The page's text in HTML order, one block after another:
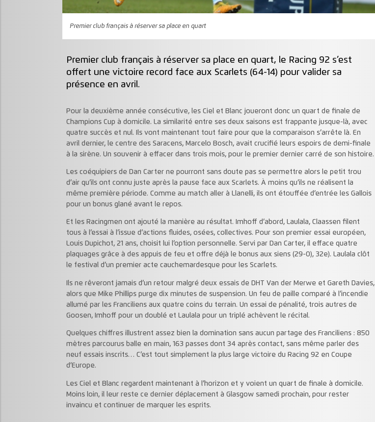
Premier club français à réserver sa place en quart
Premier club français à réserver sa place en quart, le Racing 92 s’est
offert une victoire record face aux Scarlets (64-14) pour valider sa
présence en avril.
Pour la deuxième année consécutive, les Ciel et Blanc joueront donc un quart de finale de
Champions Cup à domicile. La similarité entre ses deux saisons est frappante jusque-là, avec
quatre succès et nul. Ils vont maintenant tout faire pour que la comparaison s’arrête là. En
avril dernier, le centre des Saracens, Marcelo Bosch, avait crucifié leurs espoirs de demi-finale
à la sirène. Un souvenir à effacer dans trois mois, pour le premier dernier carré de son histoire.
Les coéquipiers de Dan Carter ne pourront sans doute pas se permettre alors le petit trou
d’air qu’ils ont connu juste après la pause face aux Scarlets. À moins qu’ils ne réalisent la
même première période. Comme au match aller à Llanelli, ils ont étouffée d’entrée les Gallois
pour un bonus glané avant le repos.
Et les Racingmen ont ajouté la manière au résultat. Imhoff d’abord, Laulala, Claassen filent
tous à l’essai à l’issue d’actions fluides, osées, collectives. Pour son premier essai européen,
Louis Dupichot, 21 ans, choisit lui l’option personnelle. Servi par Dan Carter, il efface quatre
plaquages grâce à des appuis de feu et offre déjà le bonus aux siens (29-0), 32e). Laulala clôt
le festival d’un premier acte cauchemardesque pour les Scarlets.
Ils ne rêveront jamais d’un retour malgré deux essais de DHT Van der Merwe et Gareth Davies,
alors que Mike Phillips purge dix minutes de suspension. Un feu de paille comparé à l’incendie
allumé par les Franciliens aux quatre coins du terrain. Un essai de pénalité, trois autres de
Goosen, Imhoff pour un doublé et Laulala pour un triplé achèvent le récital.
Quelques chiffres illustrent assez bien la domination sans aucun partage des Franciliens : 850
mètres parcourus balle en main, 163 passes dont 34 après contact, sans même parler des
neuf essais inscrits… C’est tout simplement la plus large victoire du Racing 92 en Coupe
d’Europe.
Les Ciel et Blanc regardent maintenant à l’horizon et y voient un quart de finale à domicile.
Moins loin, il leur reste ce dernier déplacement à Glasgow samedi prochain, pour rester
invaincu et continuer de marquer les esprits.